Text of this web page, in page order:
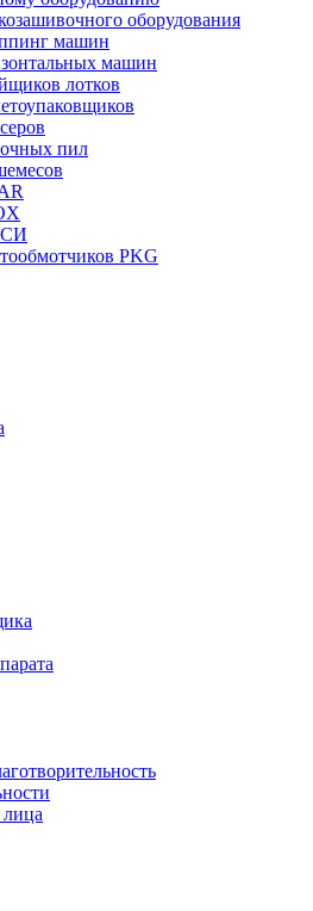
оборудования
машин
машин
лотков
пил
PKG